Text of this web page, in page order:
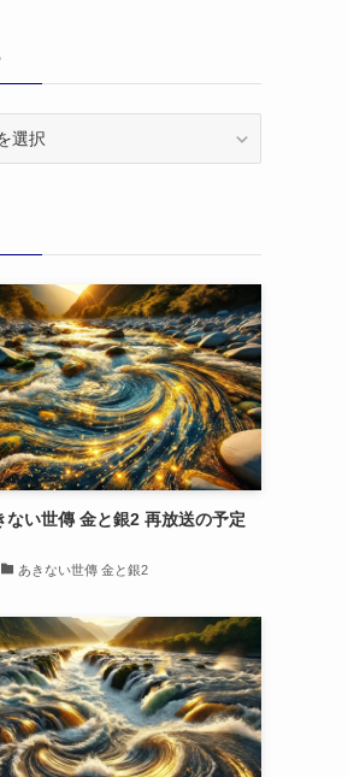
ない世傳 金と銀2 再放送の予定
あきない世傳 金と銀2